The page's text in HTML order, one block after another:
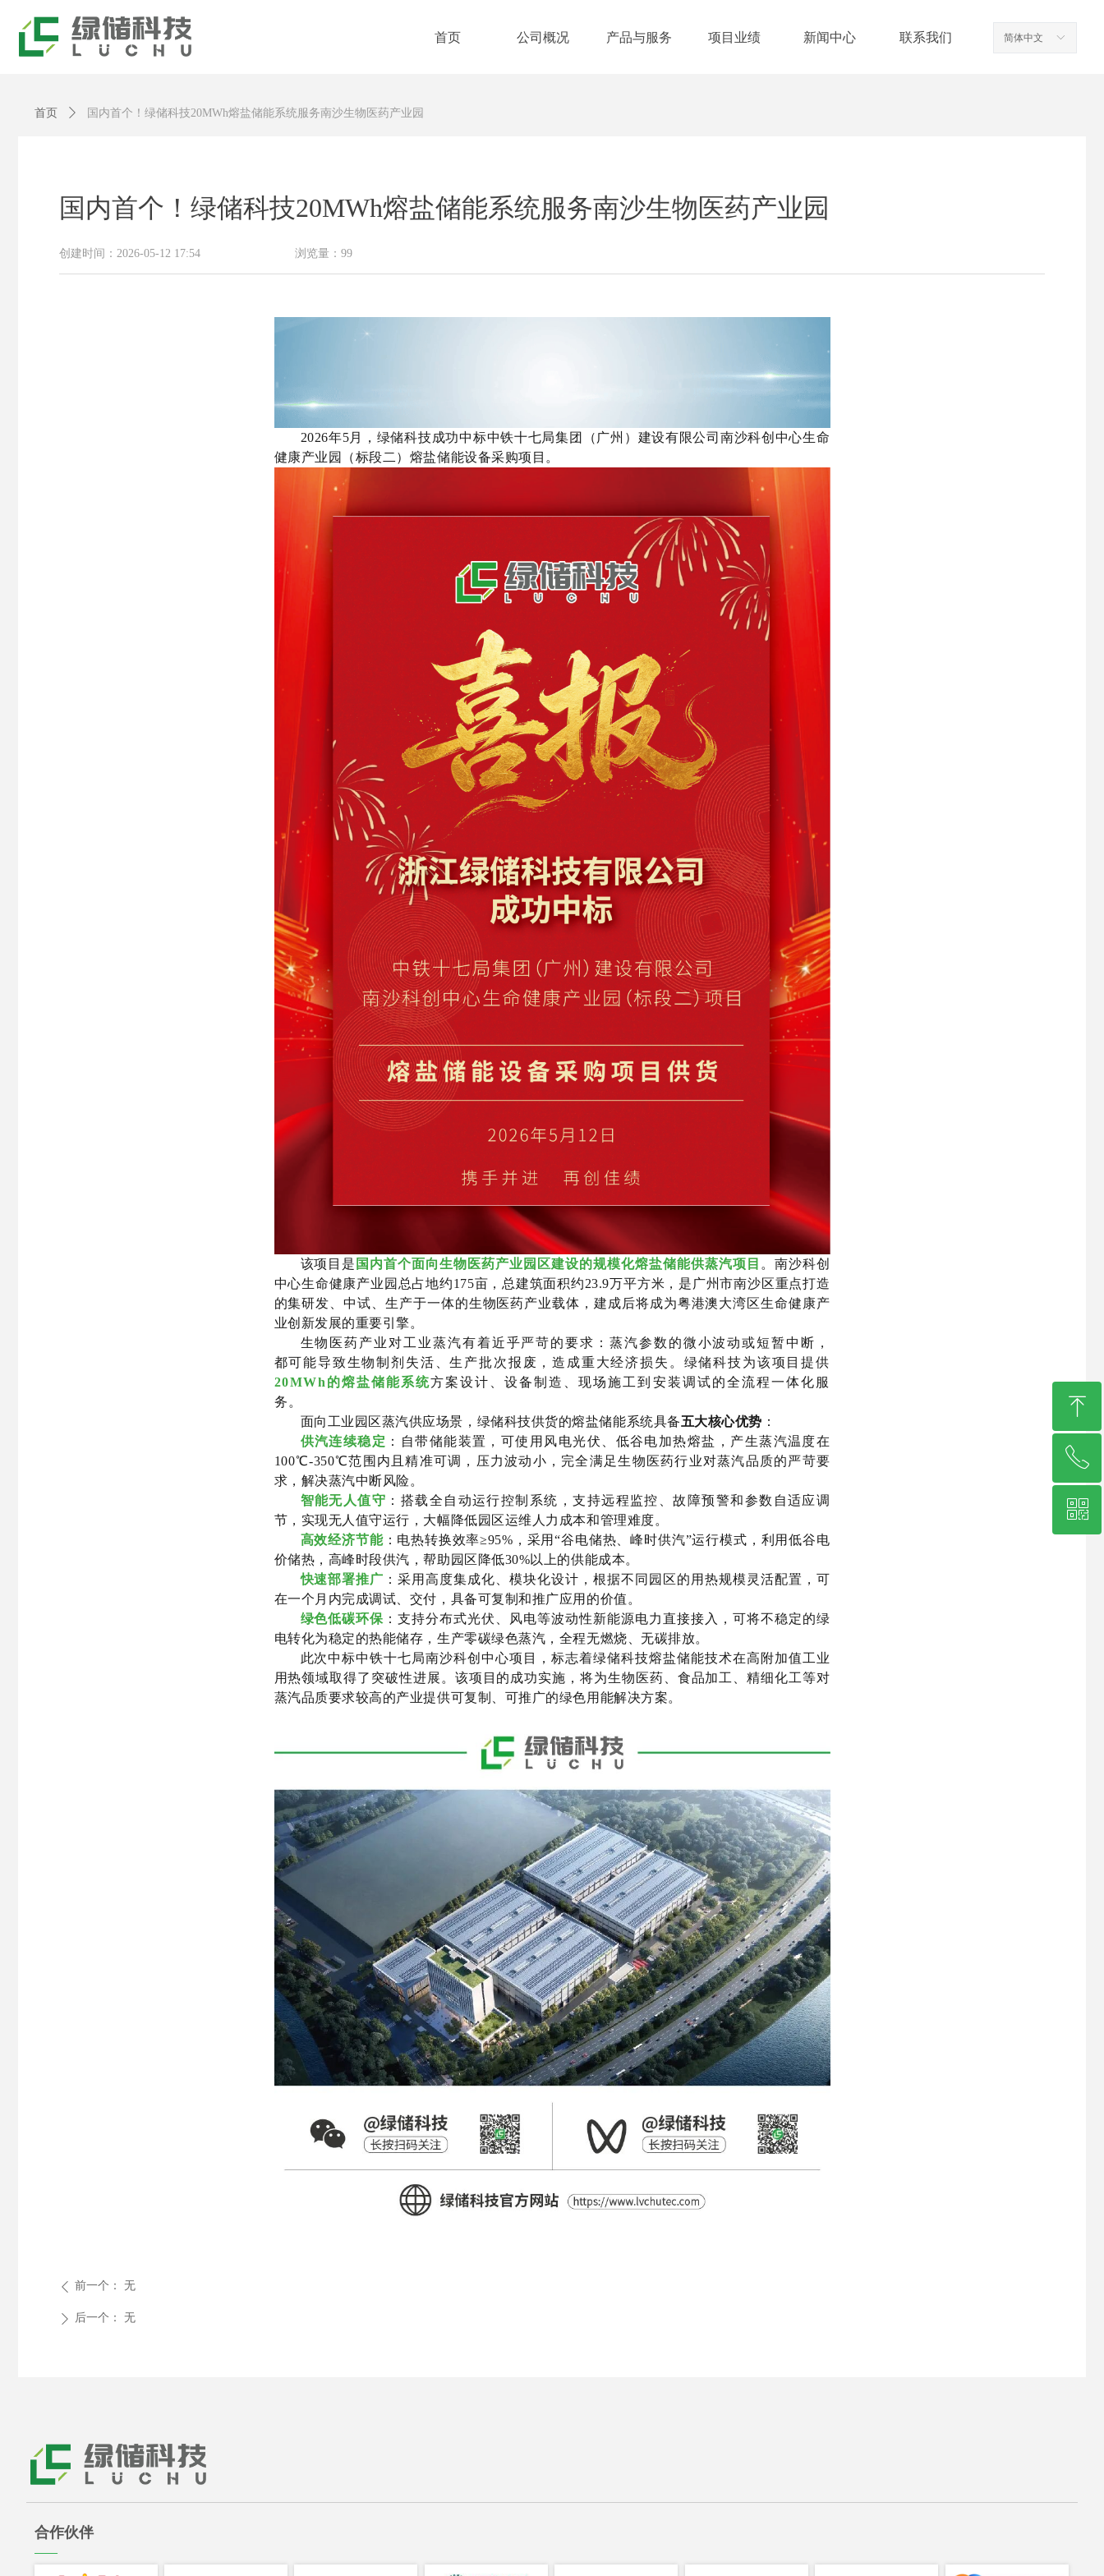
首页 公司概况 产品与服务 项目业绩 新闻中心 联系我们 ꀅ
简体中文
国内首个！绿储科技20MWh熔盐储能系统服务南沙生物医药产业园
2026年5月，绿储科技成功中标中铁十七局集团（广州）建设有限公司南沙科创中心生命
健康产业园（标段二）熔盐储能设备采购项目。
该项目是 国内首个面向生物医药产业园区建设的规模化熔盐储能供蒸汽项目 。南沙科创
中心生命健康产业园总占地约175亩，总建筑面积约23.9万平方米，是广州市南沙区重点打造
的集研发、中试、生产于一体的生物医药产业载体，建成后将成为粤港澳大湾区生命健康产
业创新发展的重要引擎。
生物医药产业对工业蒸汽有着近乎严苛的要求：蒸汽参数的微小波动或短暂中断，
都可能导致生物制剂失活、生产批次报废，造成重大经济损失。绿储科技为该项目提供
20MWh的熔盐储能系统方案设计、设备制造、现场施工到安装调试的全流程一体化服
务。
面向工业园区蒸汽供应场景，绿储科技供货的熔盐储能系统具备五大核心优势 ：
供汽连续稳定 ：自带储能装置，可使用风电光伏、低谷电加热熔盐，产生蒸汽温度在
100℃-350℃范围内且精准可调，压力波动小，完全满足生物医药行业对蒸汽品质的严苛要
求，解决蒸汽中断风险。
智能无人值守 ：搭载全自动运行控制系统，支持远程监控、故障预警和参数自适应调
节，实现无人值守运行，大幅降低园区运维人力成本和管理难度。
高效经济节能：电热转换效率≥95%，采用“谷电储热、峰时供汽”运行模式，利用低谷电
价储热，高峰时段供汽，帮助园区降低30%以上的供能成本。
快速部署推广 ：采用高度集成化、模块化设计，根据不同园区的用热规模灵活配置，可
在一个月内完成调试、交付，具备可复制和推广应用的价值。
绿色低碳环保 ：支持分布式光伏、风电等波动性新能源电力直接接入，可将不稳定的绿
电转化为稳定的热能储存，生产零碳绿色蒸汽，全程无燃烧、无碳排放。
此次中标中铁十七局南沙科创中心项目，标志着绿储科技熔盐储能技术在高附加值工业
用热领域取得了突破性进展。该项目的成功实施，将为生物医药、食品加工、精细化工等对
蒸汽品质要求较高的产业提供可复制、可推广的绿色用能解决方案。
创建时间： 2026-05-12 17:54 浏览量： 99
ꄴ 前一个： 无
ꄲ 后一个： 无
首页 ꄲ 国内首个！绿储科技20MWh熔盐储能系统服务南沙生物医药产业园
合作伙伴
——
ꁸ
回到顶部
ꂅ
400-656-5722
ꀥ